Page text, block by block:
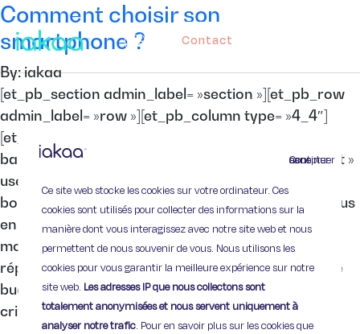
Continuer sans accepter
Ce site web stocke les cookies sur votre ordinateur. Ces
cookies sont utilisés pour collecter des informations sur la
manière dont vous interagissez avec notre site web et nous
permettent de nous souvenir de vous. Nous utilisons les
cookies pour vous garantir la meilleure expérience sur notre
site web. Les adresses IP que nous collectons sont
totalement anonymisées et nous servent uniquement à
analyser notre trafic. Pour en savoir plus sur les cookies que
Contact
Comment choisir son
smartphone ?
By: iakaa
[et_pb_section admin_label= »section »][et_pb_row
admin_label= »row »][et_pb_column type= »4_4″]
[et_pb_text admin_label= »Texte »
background_layout= »light » text_orientation= »left »
use_border_color= »off » border_color= »#ffffff »
border_style= »solid »] Les smartphones sont de plus
en plus nombreux sur le marché de la téléphonie
mobile, et il est parfois difficile de choisir celui qui
répondra le mieux à vos besoins mais aussi à votre
budget. Avant de choisir il faudra donc définir vos
critères de […]